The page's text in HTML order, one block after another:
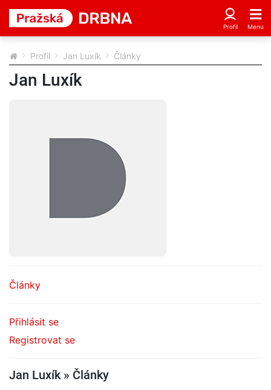
Profil Jan Luxík Články
Jan Luxík
Články
Přihlásit se
Registrovat se
Jan Luxík » Články